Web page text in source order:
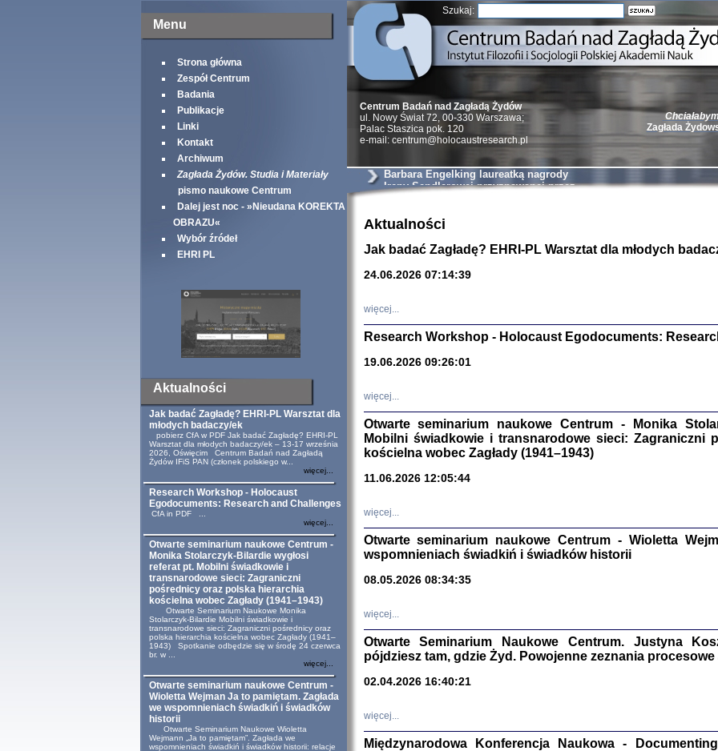
Menu
Strona główna
Zespół Centrum
Badania
Publikacje
Linki
Kontakt
Archiwum
Zagłada Żydów. Studia i Materiały
pismo naukowe Centrum
Dalej jest noc - »Nieudana KOREKTA
OBRAZU«
Wybór źródeł
EHRI PL
Aktualności
Jak badać Zagładę? EHRI-PL Warsztat dla
młodych badaczy/ek
pobierz CfA w PDF Jak badać Zagładę? EHRI-PL
Warsztat dla młodych badaczy/ek – 13-17 września
2026, Oświęcim Centrum Badań nad Zagładą
Żydów IFiS PAN (członek polskiego w...
więcej...
Research Workshop - Holocaust
Egodocuments: Research and Challenges
CfA in PDF ...
więcej...
Otwarte seminarium naukowe Centrum -
Monika Stolarczyk-Bilardie wygłosi
referat pt. Mobilni świadkowie i
transnarodowe sieci: Zagraniczni
pośrednicy oraz polska hierarchia
kościelna wobec Zagłady (1941–1943)
Otwarte Seminarium Naukowe Monika
Stolarczyk-Bilardie Mobilni świadkowie i
transnarodowe sieci: Zagraniczni pośrednicy oraz
polska hierarchia kościelna wobec Zagłady (1941–
1943) Spotkanie odbędzie się w środę 24 czerwca
br. w ...
więcej...
Otwarte seminarium naukowe Centrum -
Wioletta Wejman Ja to pamiętam. Zagłada
we wspomnieniach świadkiń i świadków
historii
Otwarte Seminarium Naukowe Wioletta
Wejmann „Ja to pamiętam”. Zagłada we
wspomnieniach świadkiń i świadków historii: relacje
Szukaj:
Zagłada
Natalia Aleksiun,
Deborah Dash
Turski, Laurence
oprac.
Warszawa
oprac.
Studia i
nr 17, R. 2021
Centrum Badań nad Zagładą Żydów
ul. Nowy Świat 72, 00-330 Warszawa;
Palac Staszica pok. 120
e-mail: centrum@holocaustresearch.pl
Barbara Engelking laureatką nagrody
Ireny Sendlerowej przyznawanej przez
Aktualności
Jak badać Zagładę? EHRI-PL Warsztat dla młodych
24.06.2026 07:14:39
więcej...
Research Workshop - Holocaust Egodocuments:
19.06.2026 09:26:01
więcej...
Otwarte seminarium naukowe Centrum - Monika
Mobilni świadkowie i transnarodowe sieci: Zagraniczni
kościelna wobec Zagłady (1941–1943)
11.06.2026 12:05:44
więcej...
Otwarte seminarium naukowe Centrum - Wioletta
wspomnieniach świadkiń i świadków historii
08.05.2026 08:34:35
więcej...
Otwarte Seminarium Naukowe Centrum. Justyna
pójdziesz tam, gdzie Żyd. Powojenne zeznania procesowe
02.04.2026 16:40:21
więcej...
Międzynarodowa Konferencja Naukowa -